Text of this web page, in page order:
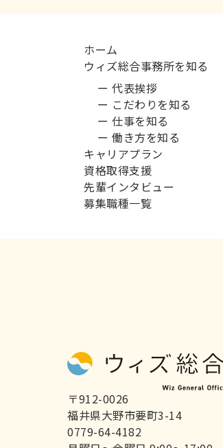
ホーム
ウィズ総合事務所を知る
ー 代表挨拶
ー こだわりを知る
ー 仕事を知る
ー 働き方を知る
キャリアプラン
資格取得支援
先輩インタビュー
募集職種一覧
〒912-0026
福井県大野市要町3-14
0779-64-4182